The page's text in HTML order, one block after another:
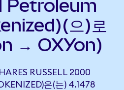
Petroleum
으)로
→ OXYon)
RUSSELL 2000
은(는) 4.1478